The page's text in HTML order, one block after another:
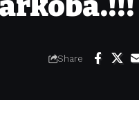
Share